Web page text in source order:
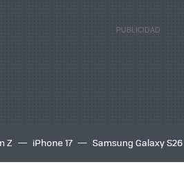
Z iPhone 17 Samsung Galaxy S26